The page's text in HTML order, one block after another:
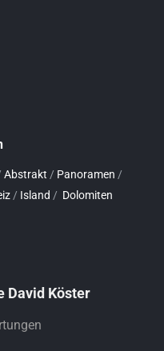
Abstrakt / Panoramen /
/ Island / Dolomiten
David Köster